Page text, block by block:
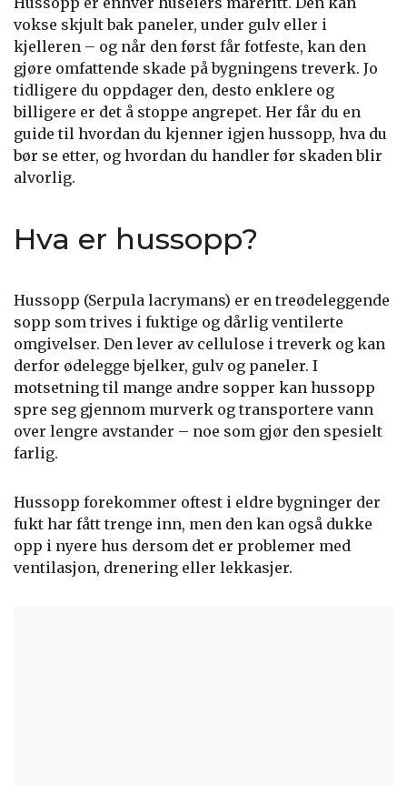
vokse skjult bak paneler, under gulv eller i
kjelleren – og når den først får fotfeste, kan den
gjøre omfattende skade på bygningens treverk. Jo
tidligere du oppdager den, desto enklere og
billigere er det å stoppe angrepet. Her får du en
guide til hvordan du kjenner igjen hussopp, hva du
bør se etter, og hvordan du handler før skaden blir
alvorlig.
Hva er hussopp?
Hussopp (Serpula lacrymans) er en treødeleggende
sopp som trives i fuktige og dårlig ventilerte
omgivelser. Den lever av cellulose i treverk og kan
derfor ødelegge bjelker, gulv og paneler. I
motsetning til mange andre sopper kan hussopp
spre seg gjennom murverk og transportere vann
over lengre avstander – noe som gjør den spesielt
farlig.
Hussopp forekommer oftest i eldre bygninger der
fukt har fått trenge inn, men den kan også dukke
opp i nyere hus dersom det er problemer med
ventilasjon, drenering eller lekkasjer.